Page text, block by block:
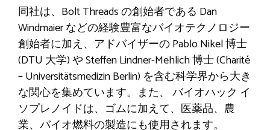
同社は、Bolt Threads の創始者である Dan
Windmaier などの経験豊富なバイオテクノロジー
創始者に加え、アドバイザーの Pablo Nikel 博士
(DTU 大学) や Steffen Lindner-Mehlich 博士 (Charité
– Universitätsmedizin Berlin) を含む科学界から大き
な関心を集めています。また、 バイオハック イ
ソプレノイドは、ゴムに加えて、医薬品、農
業、バイオ燃料の製造にも使用されます。